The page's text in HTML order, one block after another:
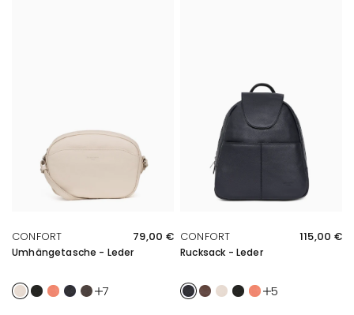
CONFORT 79,00 €
Umhängetasche - Leder
Ivoire
NoirOrange
Marine
Taupe
7
CONFORT 115,00 €
Rucksack - Leder
Marine
Chocolat
Ivoire
NoirOrange
5